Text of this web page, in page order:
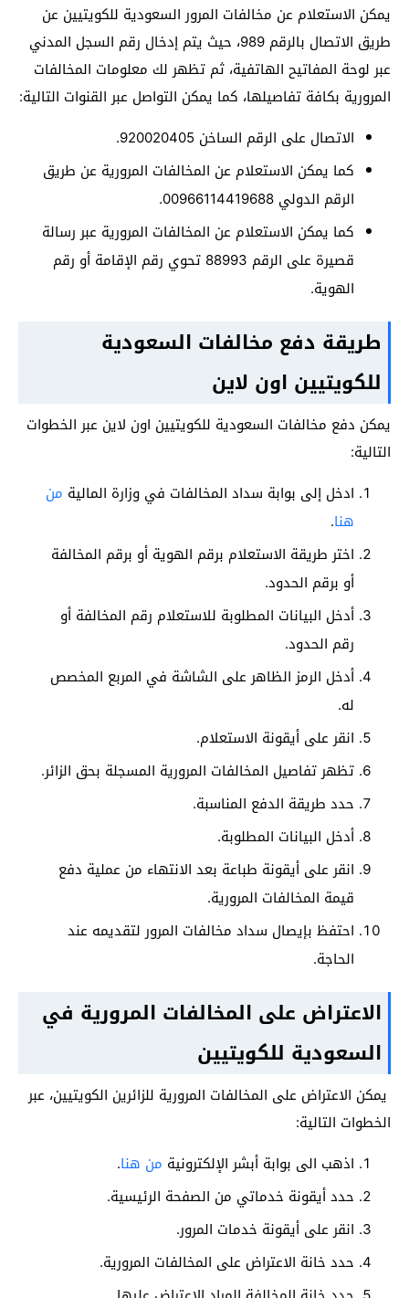
يمكن الاستعلام عن مخالفات المرور السعودية للكويتيين عن
طريق الاتصال بالرقم 989، حيث يتم إدخال رقم السجل المدني
عبر لوحة المفاتيح الهاتفية، ثم تظهر لك معلومات المخالفات
المرورية بكافة تفاصيلها، كما يمكن التواصل عبر القنوات التالية:
الاتصال على الرقم الساخن 920020405.
كما يمكن الاستعلام عن المخالفات المرورية عن طريق
الرقم الدولي 00966114419688.
كما يمكن الاستعلام عن المخالفات المرورية عبر رسالة
قصيرة على الرقم 88993 تحوي رقم الإقامة أو رقم
الهوية.
طريقة دفع مخالفات السعودية
للكويتيين اون لاين
يمكن دفع مخالفات السعودية للكويتيين اون لاين عبر الخطوات
التالية:
ادخل إلى بوابة سداد المخالفات في وزارة المالية من
هنا.
اختر طريقة الاستعلام برقم الهوية أو برقم المخالفة
أو برقم الحدود.
أدخل البيانات المطلوبة للاستعلام رقم المخالفة أو
رقم الحدود.
أدخل الرمز الظاهر على الشاشة في المربع المخصص
له.
انقر على أيقونة الاستعلام.
تظهر تفاصيل المخالفات المرورية المسجلة بحق الزائر.
حدد طريقة الدفع المناسبة.
أدخل البيانات المطلوبة.
انقر على أيقونة طباعة بعد الانتهاء من عملية دفع
قيمة المخالفات المرورية.
احتفظ بإيصال سداد مخالفات المرور لتقديمه عند
الحاجة.
الاعتراض على المخالفات المرورية في
السعودية للكويتيين
يمكن الاعتراض على المخالفات المرورية للزائرين الكويتيين، عبر
الخطوات التالية:
اذهب الى بوابة أبشر الإلكترونية من هنا.
حدد أيقونة خدماتي من الصفحة الرئيسية.
انقر على أيقونة خدمات المرور.
حدد خانة الاعتراض على المخالفات المرورية.